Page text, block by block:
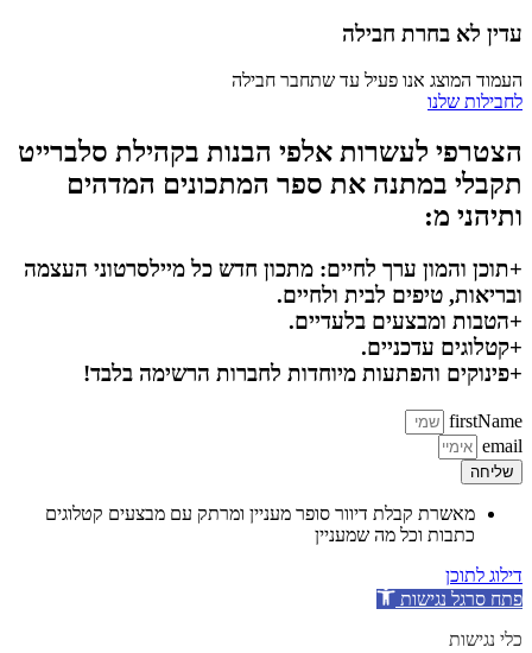
עדין לא בחרת חבילה
העמוד המוצג אנו פעיל עד שתחבר חבילה
לחבילות שלנו
הצטרפי לעשרות אלפי הבנות בקהילת סלברייט
תקבלי במתנה את ספר המתכונים המדהים
ותיהני מ:
+תוכן והמון ערך לחיים: מתכון חדש כל מיילסרטוני העצמה
ובריאות, טיפים לבית ולחיים.
+הטבות ומבצעים בלעדיים.
+קטלוגים עדכניים.
+פינוקים והפתעות מיוחדות לחברות הרשימה בלבד!
firstName
email
שליחה
מאשרת קבלת דיוור סופר מעניין ומרתק עם מבצעים קטלוגים
כתבות וכל מה שמעניין
דילוג לתוכן
פתח סרגל נגישות
כלי נגישות